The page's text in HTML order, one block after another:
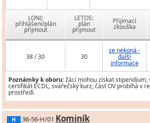
LONI:
přihlášení/plán
přijmout
LETOS:
plán
přijmout
Přijímací
zkouška
38 / 30 30
se nekoná -
další
informace
Poznámky k oboru:žáci mohou získat stipendium,
certifikát ECDL, svářečský kurz, část OV probíhá v
prostředí.
H 36-56-H/01 Kominík